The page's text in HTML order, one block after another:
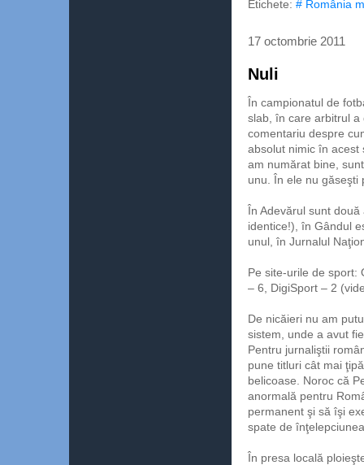
Etichete: # România
17 octombrie 2011
Nuli
În campionatul de
slab, în care arbitrul
comentariu despre
absolut nimic în acest
am numărat bine,
unu. În ele nu găseşti
În Adevărul sunt
identice!), în Gândul
unul, în Jurnalul
Pe site-urile de sport:
– 6, DigiSport – 2
De nicăieri nu am
sistem, unde a avut
Pentru jurnaliştii
pune titluri cât mai
belicoase. Noroc că
anormală pentru
permanent şi să îşi
spate de
În presa locală